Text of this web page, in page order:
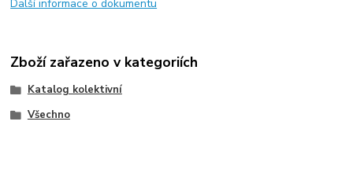
Další informace o dokumentu
Zboží zařazeno v kategoriích
Katalog kolektivní
Všechno